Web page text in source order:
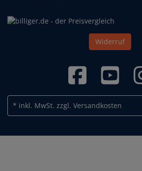
Widerruf
* inkl. MwSt. zzgl. Versandkosten